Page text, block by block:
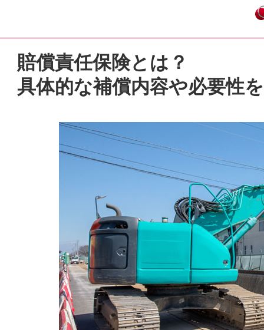
賠償責任保険とは？
具体的な補償内容や必要性